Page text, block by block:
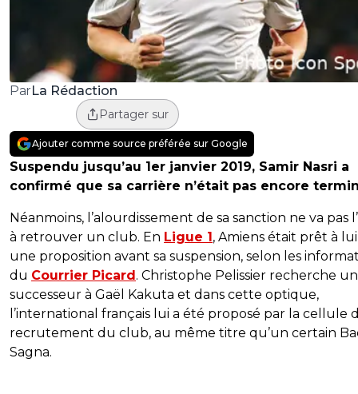
ParLa Rédaction
Partager sur
Ajouter comme source préférée sur Google
Suspendu jusqu’au 1er janvier 2019, Samir Nasri a
confirmé que sa carrière n’était pas encore
Néanmoins, l’alourdissement de sa sanction ne va pas
à retrouver un club. En Ligue 1 , Amiens était prêt à
une proposition avant sa suspension, selon les
du Courrier Picard . Christophe Pelissier recherche un
successeur à Gaël Kakuta et dans cette optique,
l’international français lui a été proposé par la cellule
recrutement du club, au même titre qu’un certain
Sagna.